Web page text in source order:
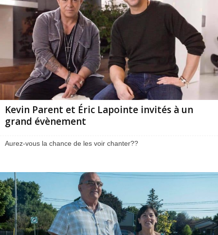
Kevin Parent et Éric Lapointe invités à un
grand évènement
Aurez-vous la chance de les voir chanter??